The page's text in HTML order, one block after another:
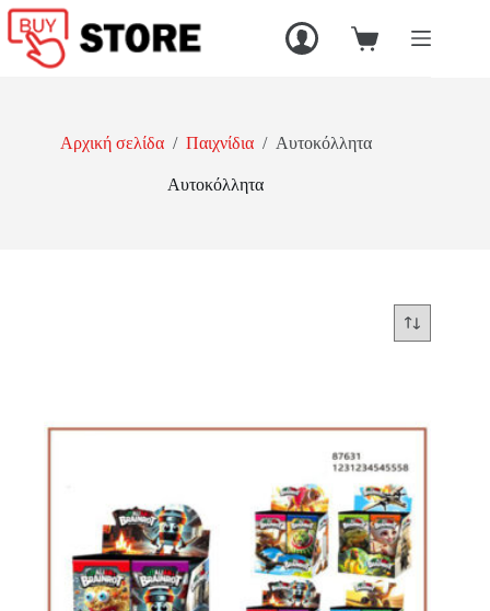
Μετάβαση
στο
περιεχόμενο
Καλάθι
Αρχική σελίδα / Παιχνίδια / Αυτοκόλλητα
Αυτοκόλλητα